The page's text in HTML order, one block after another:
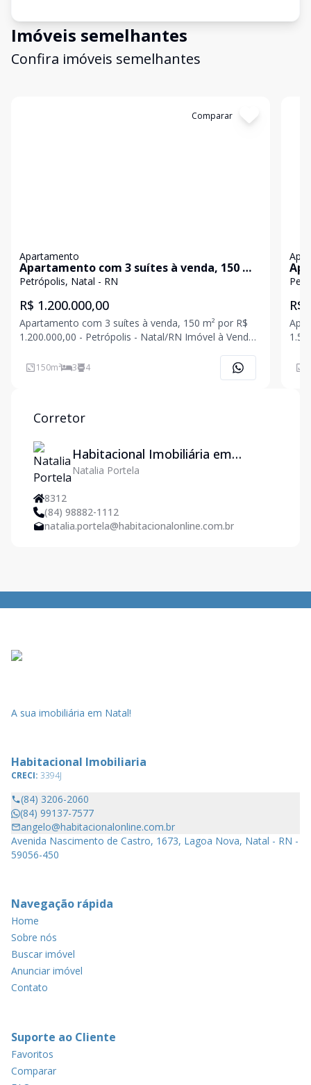
Imóveis semelhantes
Confira imóveis semelhantes
Comparar
Apartamento
Apartamento com 3 suítes à venda, 150 m²
por R$ 1.200.000,00- Petrópolis - Natal/RN
Petrópolis, Natal - RN
R$ 1.200.000,00
Apartamento com 3 suítes à venda, 150 m² por R$
1.200.000,00 - Petrópolis - Natal/RN Imóvel à Venda!
total: 150 m² N° de Quartos: 3 suítes Código do
150m² 3 4
R$
Corretor
Habitacional Imobiliária em
Natal/RN - Imoveis em Natal
Natalia Portela
8312
(84) 98882-1112
natalia.portela@habitacionalonline.com.br
A sua imobiliária em Natal!
Habitacional Imobiliaria
CRECI: 3394J
(84) 3206-2060
(84) 99137-7577
angelo@habitacionalonline.com.br
Avenida Nascimento de Castro, 1673, Lagoa Nova, Natal - RN -
59056-450
Navegação rápida
Home
Sobre nós
Buscar imóvel
Anunciar imóvel
Contato
Suporte ao Cliente
Favoritos
Comparar